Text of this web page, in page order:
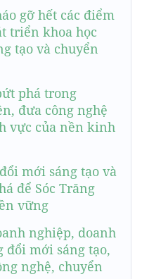
gỡ hết các điểm
triển khoa học
tạo và chuyển
phá trong
đưa công nghệ
vực của nền kinh
mới sáng tạo và
để Sóc Trăng
vững
nghiệp, doanh
mới sáng tạo,
nghệ, chuyển